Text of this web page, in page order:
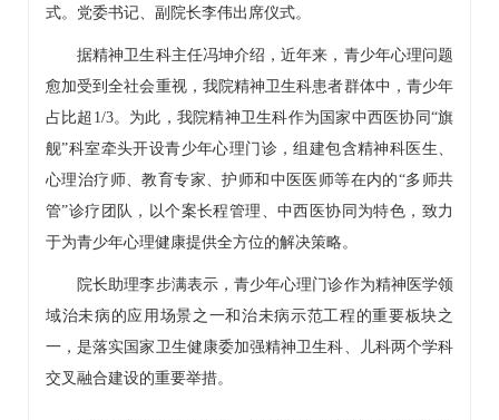
式。党委书记、副院长李伟出席仪式。
据精神卫生科主任冯坤介绍，近年来，青少年心理问题
愈加受到全社会重视，我院精神卫生科患者群体中，青少年
占比超1/3。为此，我院精神卫生科作为国家中西医协同“旗
舰”科室牵头开设青少年心理门诊，组建包含精神科医生、
心理治疗师、教育专家、护师和中医医师等在内的“多师共
管”诊疗团队，以个案长程管理、中西医协同为特色，致力
于为青少年心理健康提供全方位的解决策略。
院长助理李步满表示，青少年心理门诊作为精神医学领
域治未病的应用场景之一和治未病示范工程的重要板块之
一，是落实国家卫生健康委加强精神卫生科 儿科两个学科
交叉融合建设的重要举措。